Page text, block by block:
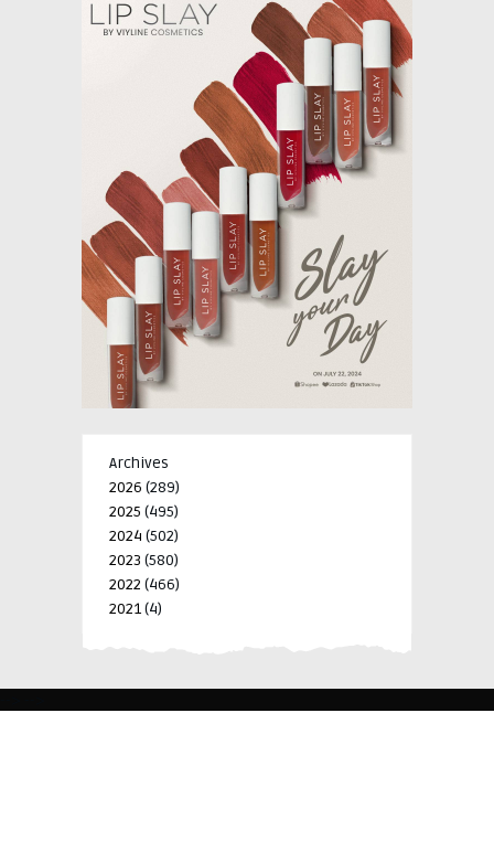
Archives
2026 (289)
2025 (495)
2024 (502)
2023 (580)
2022 (466)
2021(4)